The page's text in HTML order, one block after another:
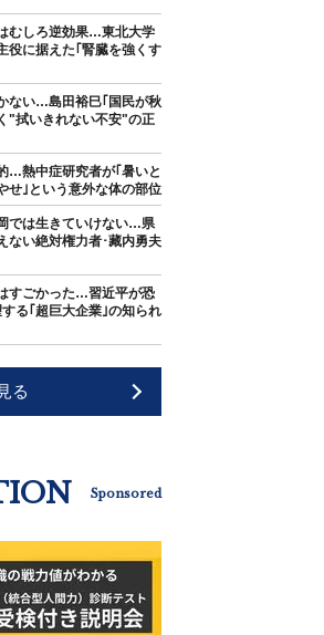
むしろ逆効果…東北大学
役に据えた｢腎臓を強くす
ない…島田裕巳｢国民が秋
"拭いきれない不安"の正
…熱中症研究者が｢暑いと
せ｣という意外な体の部位
では生きていけない…県
ない絶対権力者･藏内勇夫
すごかった…習近平が恐
る｢超巨大企業｣の知られ
る
Sponsored